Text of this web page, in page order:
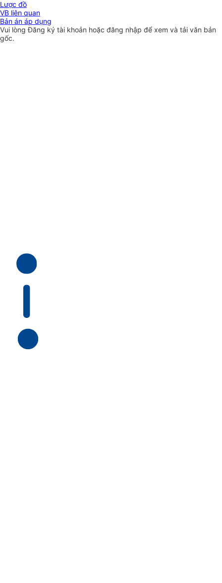
Lược đồ
VB liên quan
Bản án áp dụng
Vui lòngĐăng ký tài khoản hoặc đăng nhập để xem và tải văn bản
gốc.